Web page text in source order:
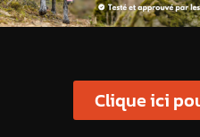
Clique ici